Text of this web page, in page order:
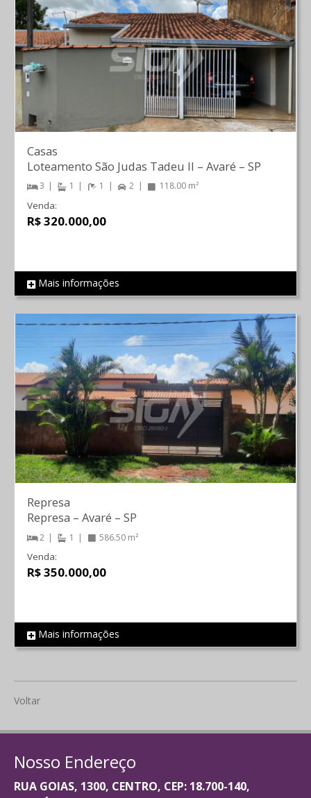
REF 105
Casas
Loteamento São Judas Tadeu II – Avaré – SP
3 1 1 2 118.00 m²
Venda:
R$ 320.000,00
Mais informações
REF 1353
Represa
Represa – Avaré – SP
2 1 586.50 m²
Venda:
R$ 350.000,00
Mais informações
Voltar
Nosso Endereço
RUA GOIAS, 1300, CENTRO, CEP: 18.700-140,